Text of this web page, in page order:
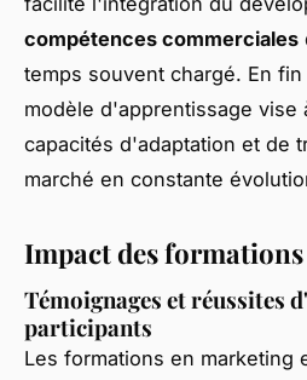
compétences commerciales
temps souvent chargé. En
modèle d'apprentissage vise
capacités d'adaptation et de
marché en constante
Impact des
Témoignages et réussites
participants
Les formations en marketing